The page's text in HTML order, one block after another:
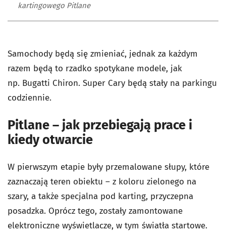
kartingowego Pitlane
Samochody będą się zmieniać, jednak za każdym
razem będą to rzadko spotykane modele, jak
np. Bugatti Chiron. Super Cary będą stały na parkingu
codziennie.
Pitlane – jak przebiegają prace i
kiedy otwarcie
W pierwszym etapie były przemalowane słupy, które
zaznaczają teren obiektu – z koloru zielonego na
szary, a także specjalna pod karting, przyczepna
posadzka. Oprócz tego, zostały zamontowane
elektroniczne wyświetlacze, w tym światła startowe.